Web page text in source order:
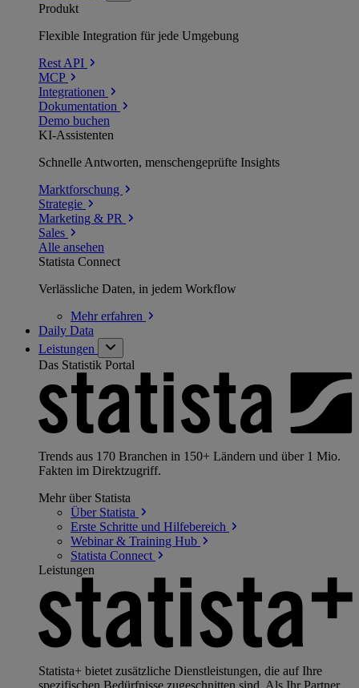
Produkt
Flexible Integration für jede Umgebung
Rest API
MCP
Integrationen
Dokumentation
Demo buchen
KI-Assistenten
Schnelle Antworten, menschengeprüfte Insights
Marktforschung
Strategie
Marketing & PR
Sales
Alle ansehen
Statista Connect
Verlässliche Daten, in jedem Workflow
Mehrerfahren
Daily Data
Leistungen
Das Statistik Portal
Trends aus 170 Branchen in 150+ Ländern und über 1 Mio.
Fakten im Direktzugriff.
Mehr über Statista
Über Statista
Erste Schritte und Hilfebereich
Webinar & Training Hub
Statista Connect
Leistungen
Statista+ bietet zusätzliche Dienstleistungen, die auf Ihre
spezifischen Bedürfnisse zugeschnitten sind. Als Ihr Partner